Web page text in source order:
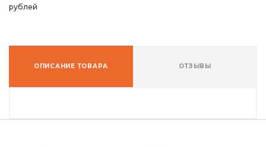
рублей
ОПИСАНИЕ ТОВАРА ОТЗЫВЫ